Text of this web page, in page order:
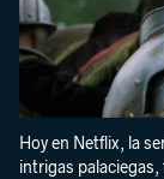
Hoy en Netflix, la
intrigas